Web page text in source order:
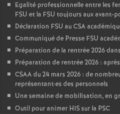
Egalité professionnelle entre les
FSU et la FSU toujours aux avant-
Déclaration FSU au CSA
Communiqué de Presse FSU
Préparation de la rentrée 2026
Préparation de rentrée 2026 :
CSAA du 24 mars 2026 : de
représentant·es des personnels
Une semaine de mobilisation, en
Outil pour animer HIS sur la PSC